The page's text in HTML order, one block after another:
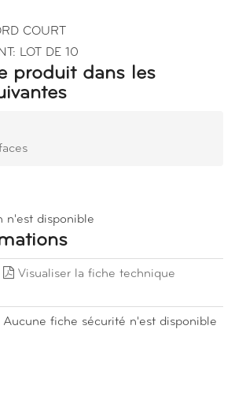
COURT
LOT DE 10
produit dans les
n'est disponible
Visualiser la fiche technique
Aucune fiche sécurité n'est disponible